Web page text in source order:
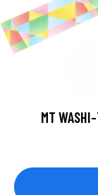
MT